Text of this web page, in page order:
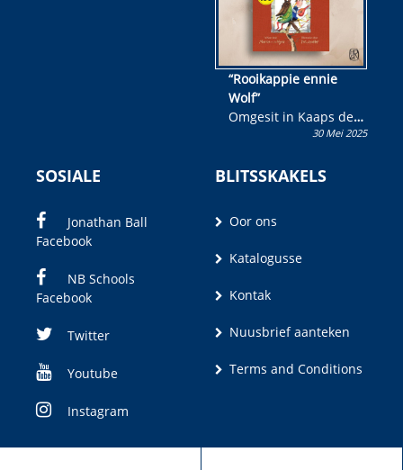
“Rooikappie ennie
Wolf”
Omgesit in Kaaps deur
Olivia M. Coetzee30 Mei 2025
SOSIALE
Jonathan Ball
Facebook
NB Schools
Facebook
Twitter
Youtube
Instagram
BLITSSKAKELS
Oor ons
Katalogusse
Kontak
Nuusbrief aanteken
Terms and Conditions